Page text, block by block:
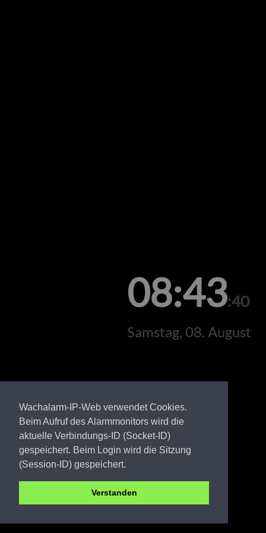
Wachalarm-IP-Web verwendet Cookies.
Beim Aufruf des Alarmmonitors wird die
aktuelle Verbindungs-ID (Socket-ID)
gespeichert. Beim Login wird die Sitzung
(Session-ID) gespeichert.
Verstanden
08:43:40
Samstag, 08. August
EE FW Oschätzchen